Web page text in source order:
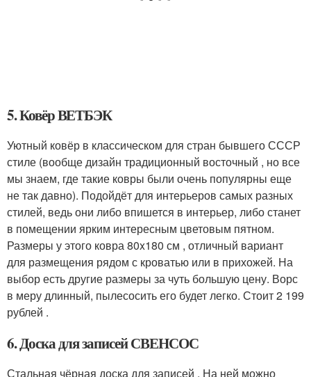
5. Ковёр ВЕТБЭК
Уютный ковёр в классическом для стран бывшего СССР
стиле (вообще дизайн традиционный восточный , но все
мы знаем, где такие ковры были очень популярны еще
не так давно). Подойдёт для интерьеров самых разных
стилей, ведь они либо впишется в интерьер, либо станет
в помещении ярким интересным цветовым пятном.
Размеры у этого ковра 80x180 см , отличный вариант
для размещения рядом с кроватью или в прихожей. На
выбор есть другие размеры за чуть большую цену. Ворс
в меру длинный, пылесосить его будет легко. Стоит 2 199
рублей .
6. Доска для записей СВЕНСОС
Стальная чёрная доска для записей . На ней можно